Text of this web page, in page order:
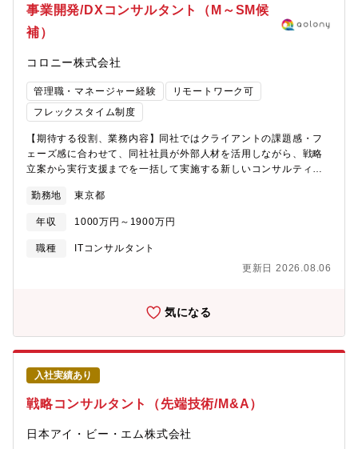
事業開発/DXコンサルタント（M～SM候
補）
コロニー株式会社
管理職・マネージャー経験
リモートワーク可
フレックスタイム制度
【期待する役割、業務内容】同社ではクライアントの課題感・フ
ェーズ感に合わせて、同社社員が外部人材を活用しながら、戦略
立案から実行支援までを一括して実施する新しいコンサルティン
際の案件をプロジェクトマネージャーとして推進）■クライアント
との関係構築、案件受注に向けた提案■同社での新規事業開発推進
（業務提携等含む）【プロジェクト事例】■新規事業の立案、事業
開発支援/イノベーション推進支援■新規サービスのマーケティン
ニング、AIの活用も踏まえた全社BPR支援■セキュリティガバナン
肩上がりの売上・利益成長を続けているを急成長中のコンサルテ
ック企業です。■フレックス勤務可能かつリモート比率も高いた
め、ライフスタイルに合わせた働き方を実現することができま
す。■豊富な「エキスパート人材」ネットワークを活用した独自の
オーケストラ型コンサルティング各分野のエキスパート1,000名以
上を抱える課題解決プラットフォームを自社内に保有しており、
クライアントの課題感・フェーズ感に合わせ、同社社員が外部人
材を活用しながら、戦略立案から実行支援までを一括して実施す
る新しいコンサルティングサービスを提供しています。■コンサル
×事業開発のハイブリットキャリア形成DXコンサルだけでなく、
勤務地 東京都
年収 1000万円～1900万円
職種
ITコンサルタント
更新日 2026.08.06
気になる
入社実績あり
戦略コンサルタント（先端技術/M&A）
日本アイ・ビー・エム株式会社